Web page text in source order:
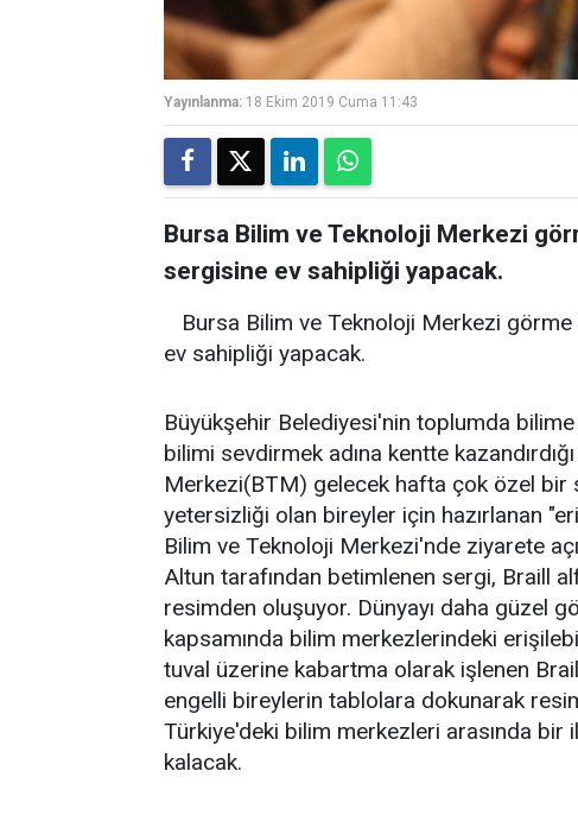
Yayınlanma: 18 Ekim 2019 Cuma 11:43
Bursa Bilim ve Teknoloji Merkezi
sergisine ev sahipliği yapacak.
Bursa Bilim ve Teknoloji Merkezi
ev sahipliği yapacak.
Büyükşehir Belediyesi'nin toplumda bilime
bilimi sevdirmek adına kentte
Merkezi(BTM) gelecek hafta çok özel bir
yetersizliği olan bireyler için hazırlanan
Bilim ve Teknoloji Merkezi'nde ziyarete
Altun tarafından betimlenen sergi, Braill
resimden oluşuyor. Dünyayı daha güzel
kapsamında bilim merkezlerindeki
tuval üzerine kabartma olarak işlenen
engelli bireylerin tablolara dokunarak
Türkiye'deki bilim merkezleri arasında bir
kalacak.